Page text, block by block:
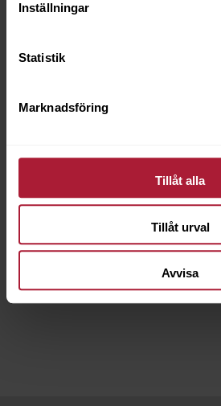
Inställningar
Statistik
Marknadsföring
Tillåt alla
Tillåt urval
Avvisa
ÖLJETT Svart 29B 13mm 500st
3564-1490